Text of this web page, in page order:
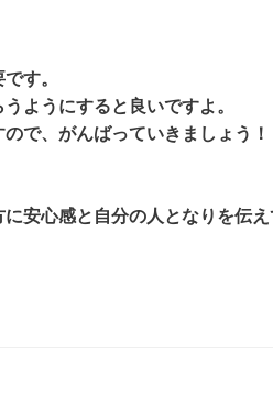
す。
ようにすると良いですよ。
で、がんばっていきましょう！
安心感と自分の人となりを伝